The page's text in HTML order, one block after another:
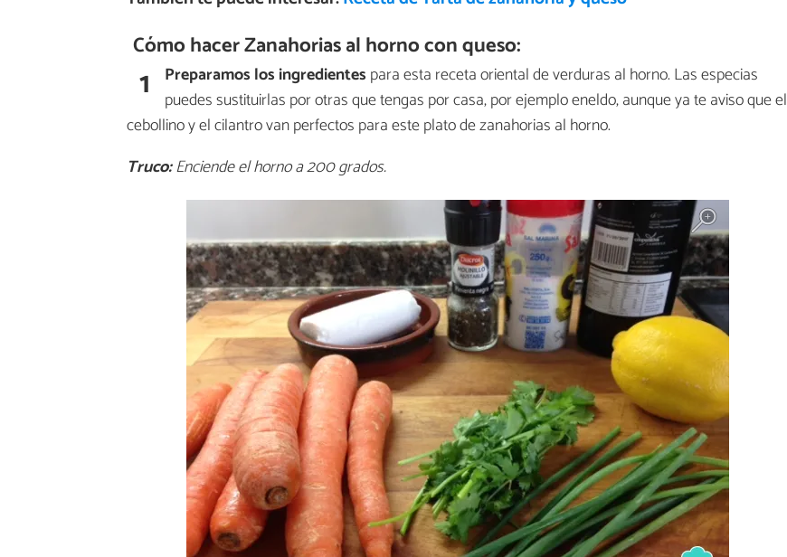
Cómo hacer Zanahorias al horno con queso:
1 Preparamos los ingredientes para esta receta oriental de verduras al horno. Las especias
puedes sustituirlas por otras que tengas por casa, por ejemplo eneldo, aunque ya te aviso que el
cebollino y el cilantro van perfectos para este plato de zanahorias al horno.
Truco:Enciende el horno a 200 grados.